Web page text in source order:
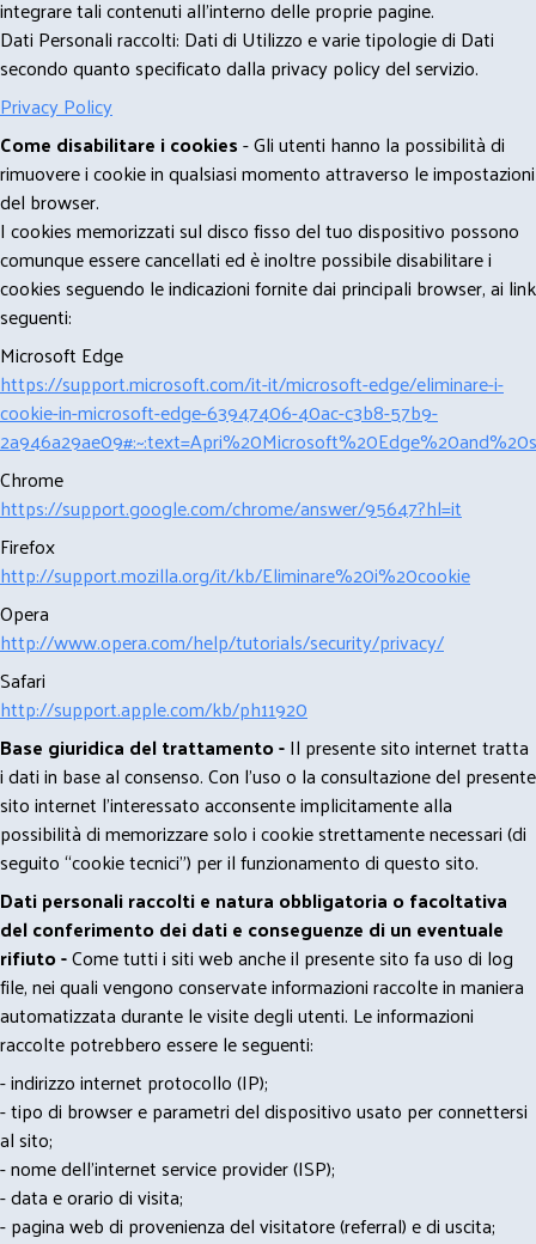
integrare tali contenuti all'interno delle proprie pagine.
Dati Personali raccolti: Dati di Utilizzo e varie tipologie di Dati
secondo quanto specificato dalla privacy policy del servizio.
Privacy Policy
Come disabilitare i cookies- Gli utenti hanno la possibilità di
rimuovere i cookie in qualsiasi momento attraverso le impostazioni
del browser.
I cookies memorizzati sul disco fisso del tuo dispositivo possono
comunque essere cancellati ed è inoltre possibile disabilitare i
cookies seguendo le indicazioni fornite dai principali browser, ai link
seguenti:
Microsoft Edge
https://support.microsoft.com/it-it/microsoft-edge/eliminare-i-
cookie-in-microsoft-edge-63947406-40ac-c3b8-57b9-
Chrome
https://support.google.com/chrome/answer/95647?hl=it
Firefox
http://support.mozilla.org/it/kb/Eliminare%20i%20cookie
Opera
http://www.opera.com/help/tutorials/security/privacy/
Safari
http://support.apple.com/kb/ph11920
Base giuridica del trattamento -Il presente sito internet tratta
i dati in base al consenso. Con l'uso o la consultazione del presente
sito internet l’interessato acconsente implicitamente alla
possibilità di memorizzare solo i cookie strettamente necessari (di
seguito “cookie tecnici”) per il funzionamento di questo sito.
Dati personali raccolti e natura obbligatoria o facoltativa
del conferimento dei dati e conseguenze di un eventuale
rifiuto -Come tutti i siti web anche il presente sito fa uso di log
file, nei quali vengono conservate informazioni raccolte in maniera
automatizzata durante le visite degli utenti. Le informazioni
raccolte potrebbero essere le seguenti:
- indirizzo internet protocollo (IP);
- tipo di browser e parametri del dispositivo usato per connettersi
al sito;
- nome dell'internet service provider (ISP);
- data e orario di visita;
- pagina web di provenienza del visitatore (referral) e di uscita;